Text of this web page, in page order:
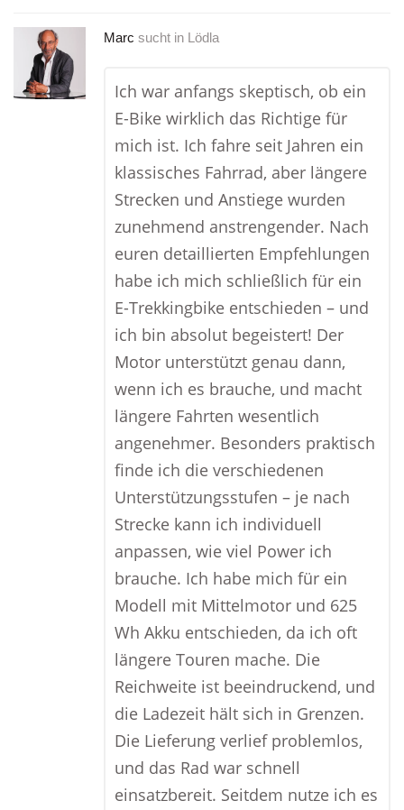
Marc sucht in Lödla
Ich war anfangs skeptisch, ob ein
E-Bike wirklich das Richtige für
mich ist. Ich fahre seit Jahren ein
klassisches Fahrrad, aber längere
Strecken und Anstiege wurden
zunehmend anstrengender. Nach
euren detaillierten Empfehlungen
habe ich mich schließlich für ein
E-Trekkingbike entschieden – und
ich bin absolut begeistert! Der
Motor unterstützt genau dann,
wenn ich es brauche, und macht
längere Fahrten wesentlich
angenehmer. Besonders praktisch
finde ich die verschiedenen
Unterstützungsstufen – je nach
Strecke kann ich individuell
anpassen, wie viel Power ich
brauche. Ich habe mich für ein
Modell mit Mittelmotor und 625
Wh Akku entschieden, da ich oft
längere Touren mache. Die
Reichweite ist beeindruckend, und
die Ladezeit hält sich in Grenzen.
Die Lieferung verlief problemlos,
und das Rad war schnell
einsatzbereit. Seitdem nutze ich es